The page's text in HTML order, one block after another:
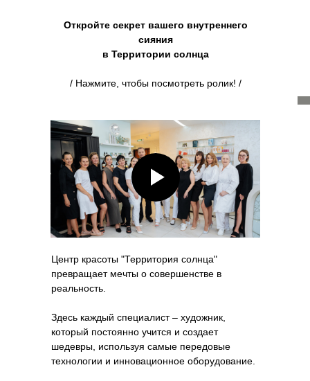
Откройте секрет вашего внутреннего
сияния
в Территории солнца
/ Нажмите, чтобы посмотреть ролик! /
Центр красоты "Территория солнца"
превращает мечты о совершенстве в
реальность.
Здесь каждый специалист – художник,
который постоянно учится и создает
шедевры, используя самые передовые
технологии и инновационное оборудование.